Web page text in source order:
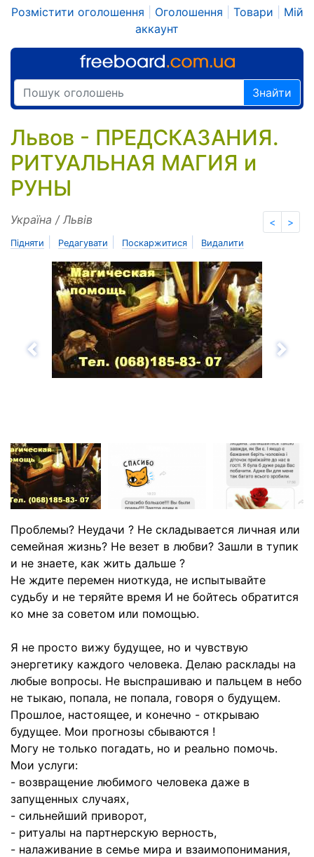
Розмістити оголошення Оголошення Товари
Мій
аккаунт
Знайти
Львов - ПРЕДСКАЗАНИЯ.
РИТУАЛЬНАЯ МАГИЯ и
РУНЫ
< >
Україна / Львів
Підняти Редагувати Поскаржитися Видалити
Назад
Проблемы? Неудачи ? Не складывается личная или
семейная жизнь? Не везет в любви? Зашли в тупик
и не знаете, как жить дальше ?
Не ждите перемен ниоткуда, не испытывайте
судьбу и не теряйте время И не бойтесь обратится
ко мне за советом или помощью.
Я не просто вижу будущее, но и чувствую
энергетику каждого человека. Делаю расклады на
любые вопросы. Не выспрашиваю и пальцем в небо
не тыкаю, попала, не попала, говоря о будущем.
Прошлое, настоящее, и конечно - открываю
будущее. Мои прогнозы сбываются !
Могу не только погадать, но и реально помочь.
Мои услуги:
- возвращение любимого человека даже в
запущенных случаях,
- сильнейший приворот,
- ритуалы на партнерскую верность,
- налаживание в семье мира и взаимопонимания,